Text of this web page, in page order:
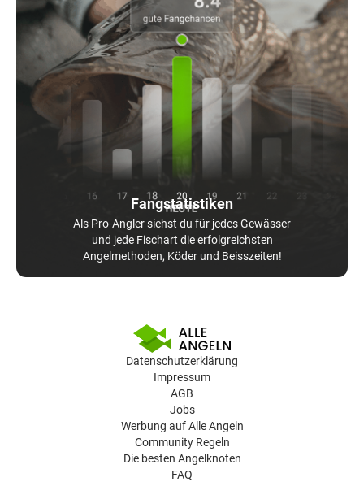
Fangstatistiken
Als Pro-Angler siehst du für jedes Gewässer
und jede Fischart die erfolgreichsten
Angelmethoden, Köder und Beisszeiten!
Datenschutzerklärung
Impressum
AGB
Jobs
Werbung auf Alle Angeln
Community Regeln
Die besten Angelknoten
FAQ